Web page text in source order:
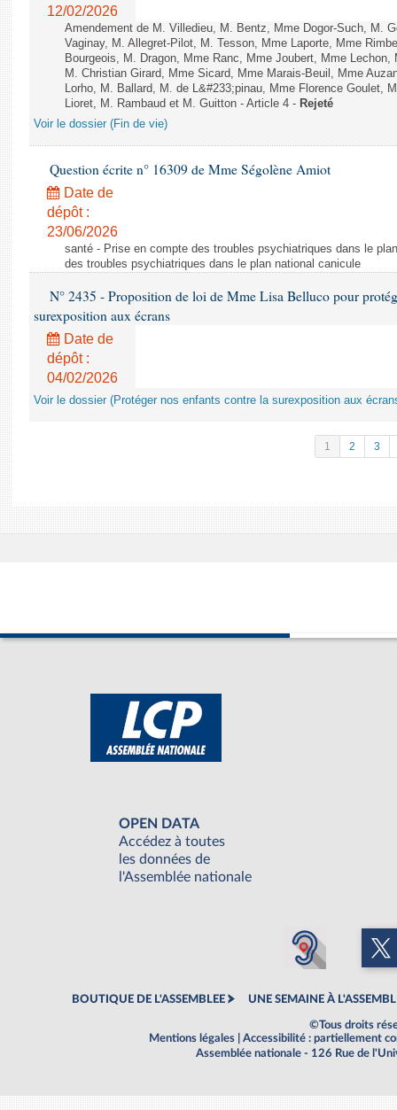
12/02/2026
Amendement de M. Villedieu, M. Bentz, Mme Dogor-Such, M.
Vaginay, M. Allegret-Pilot, M. Tesson, Mme Laporte, Mme
Bourgeois, M. Dragon, Mme Ranc, Mme Joubert, Mme
M. Christian Girard, Mme Sicard, Mme Marais-Beuil, Mme
Lorho, M. Ballard, M. de L&#233;pinau, Mme Florence Goulet,
Lioret, M. Rambaud et M. Guitton - Article 4 - Rejeté
Voir le dossier (Fin de vie)
Question écrite n° 16309 de Mme Ségolène Amiot
Date de
dépôt :
23/06/2026
santé - Prise en compte des troubles psychiatriques dans le
des troubles psychiatriques dans le plan national canicule
N° 2435 - Proposition de loi de Mme Lisa Belluco pour
surexposition aux écrans
Date de
dépôt :
04/02/2026
Voir le dossier (Protéger nos enfants contre la surexposition aux
1 2 3
OPEN DATA
Accédez à toutes
les données de
l'Assemblée nationale
BOUTIQUE DE L'ASSEMBLEE UNE SEMAINE À
©Tous droits
Mentions légales
Accessibilité : partiellement
Assemblée nationale - 126 Rue de